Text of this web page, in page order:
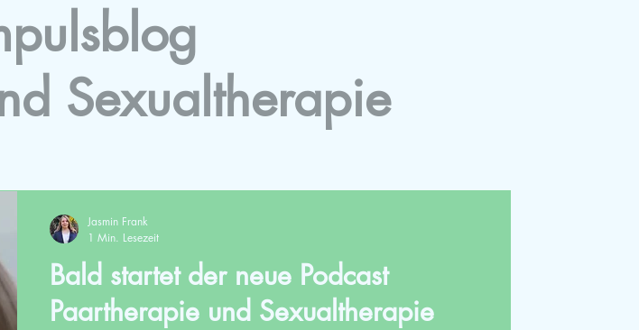
Sexualtherapie
Bald startet der neue Podcast
Paartherapie und Sexualtherapie
Jasmin Frank
1 Min. Lesezeit